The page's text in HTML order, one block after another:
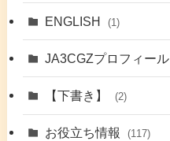
ENGLISH (1)
JA3CGZプロフィール
(7)
【下書き】 (2)
お役立ち情報 (117)